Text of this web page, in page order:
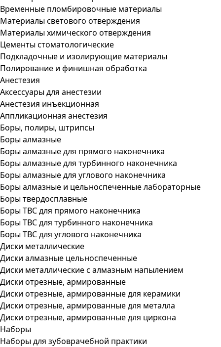
Временные пломбировочные материалы
Материалы светового отверждения
Материалы химического отверждения
Цементы стоматологические
Подкладочные и изолирующие материалы
Полирование и финишная обработка
Анестезия
Аксессуары для анестезии
Анестезия инъекционная
Аппликационная анестезия
Боры, полиры, штрипсы
Боры алмазные
Боры алмазные для прямого наконечника
Боры алмазные для турбинного наконечника
Боры алмазные для углового наконечника
Боры алмазные и цельноспеченные лабораторные
Боры твердосплавные
Боры ТВС для прямого наконечника
Боры ТВС для турбинного наконечника
Боры ТВС для углового наконечника
Диски металлические
Диски алмазные цельноспеченные
Диски металлические с алмазным напылением
Диски отрезные, армированные
Диски отрезные, армированные для керамики
Диски отрезные, армированные для металла
Диски отрезные, армированные для циркона
Наборы
Наборы для зубоврачебной практики